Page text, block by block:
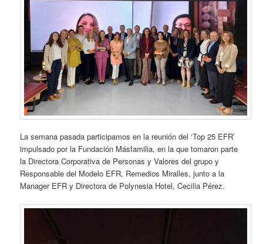
La semana pasada participamos en la reunión del ‘Top 25 EFR’
impulsado por la Fundación Másfamilia, en la que tomaron parte
la Directora Corporativa de Personas y Valores del grupo y
Responsable del Modelo EFR, Remedios Miralles, junto a la
Manager EFR y Directora de Polynesia Hotel, Cecilia Pérez.